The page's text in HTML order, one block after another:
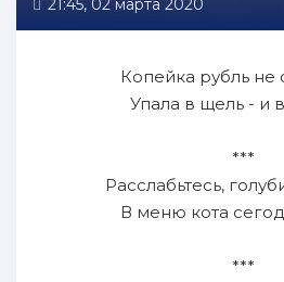
21:45, 02 марта 2020
Копейка рубль не
Упала в щель - и
***
Расслабьтесь,
В меню кота
***